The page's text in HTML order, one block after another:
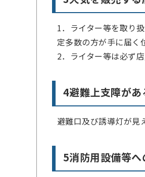
1．ライター等を取り
定多数の方が手に届く
2．ライター等は必ず
4避難上支障が
避難口及び誘導灯が見
5消防用設備等